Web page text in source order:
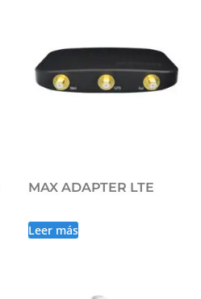
MAX ADAPTER LTE
Leer más